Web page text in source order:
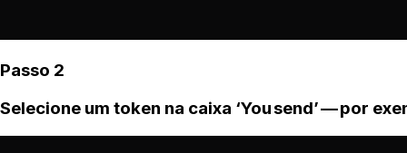
Passo 2
Selecione um token na caixa ‘You send’ — por